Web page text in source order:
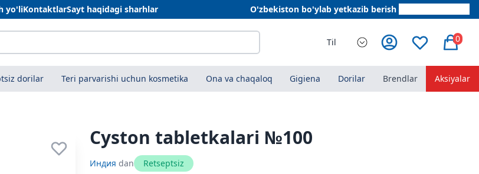
yo'liKontaktlarSayt haqidagi sharhlar O'zbekiston bo'ylab yetkazib berish
Til 0
dorilar Teri parvarishi uchun kosmetika Ona va chaqaloq Gigiena Dorilar Brendlar Aksiyalar
Cyston tabletkalari №100
Индия dan Retseptsiz